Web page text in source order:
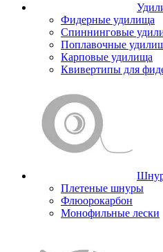
Фидерные удилища
Спиннинговые
Поплавочные
Карповые удилища
Квивертипы для
Плетеные шнуры
Флюорокарбон
Монофильные лески